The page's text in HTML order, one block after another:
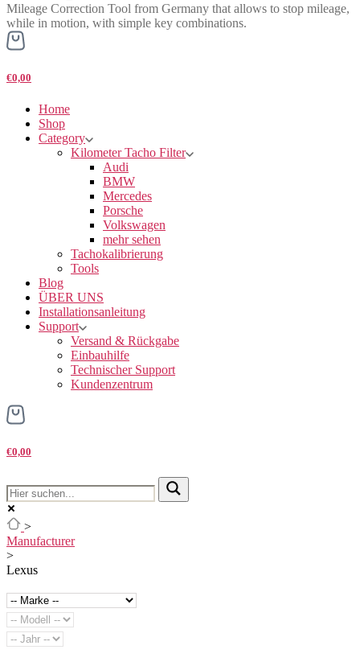
Mileage Correction Tool from Germany that allows to stop mileage,
while in motion, with simple key combinations.
€0,00
Home
Shop
Category
Kilometer Tacho Filter
Audi
BMW
Mercedes
Porsche
Volkswagen
mehr sehen
Tachokalibrierung
Tools
Blog
ÜBER UNS
Installationsanleitung
Support
Versand & Rückgabe
Einbauhilfe
Technischer Support
Kundenzentrum
€0,00
>
Manufacturer
>
Lexus